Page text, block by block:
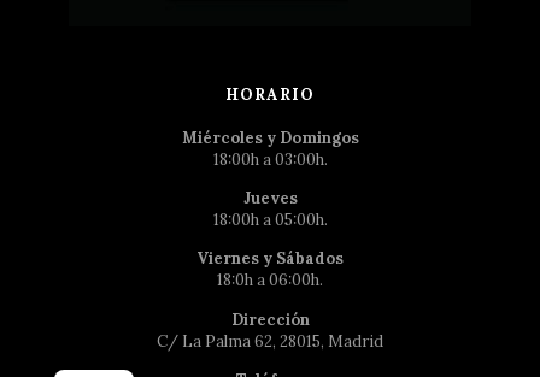
HORARIO
Miércoles y Domingos
18:00h a 03:00h.
Jueves
18:00h a 05:00h.
Viernes y Sábados
18:0h a 06:00h.
Dirección
C/ La Palma 62, 28015, Madrid